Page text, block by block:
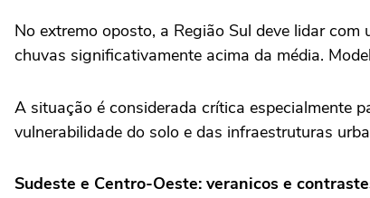
No extremo oposto, a Região Sul deve lidar
chuvas significativamente acima da média.
A situação é considerada crítica especialmente
vulnerabilidade do solo e das infraestruturas
Sudeste e Centro-Oeste: veranicos e